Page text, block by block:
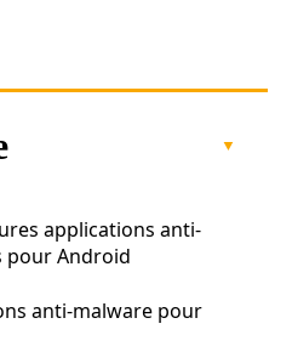
applications anti-
pour Android
anti-malware pour